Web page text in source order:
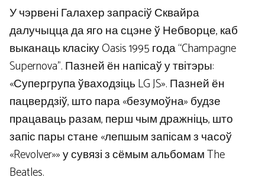
У чэрвені Галахер запрасіў Сквайра
далучыцца да яго на сцэне ў Небворце, каб
выканаць класіку Oasis 1995 года “Champagne
Supernova”. Пазней ён напісаў у твітэры:
«Супергрупа ўваходзіць LG JS». Пазней ён
пацвердзіў, што пара «безумоўна» будзе
працаваць разам, перш чым дражніць, што
запіс пары стане «лепшым запісам з часоў
«Revolver»» у сувязі з сёмым альбомам The
Beatles.